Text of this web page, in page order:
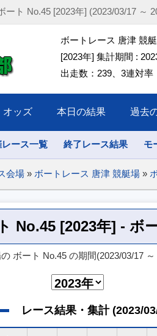
ト No.45 [2023年] (2023/03/17 ～
ボートレース 唐津 競
[2023年] 集計期間 :
出走数：239、3連対率
オッズ 本日の結果 過去
レース一覧 終了レース結果 モ
会場 » ボートレース 唐津 競艇場 »
No.45 [2023年] - ボ
ボート No.45 の期間(2023/03/17
レース結果・集計 (2023/